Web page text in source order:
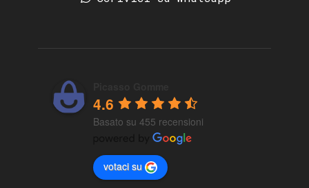
4.6
Basato su 455 recensioni
votaci su